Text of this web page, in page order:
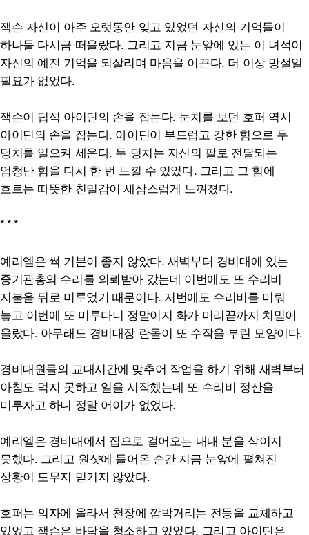
잭슨 자신이 아주 오랫동안 잊고 있었던 자신의 기억들이
하나둘 다시금 떠올랐다. 그리고 지금 눈앞에 있는 이 녀석이
자신의 예전 기억을 되살리며 마음을 이끈다. 더 이상 망설일
필요가 없었다.
잭슨이 덥석 아이딘의 손을 잡는다. 눈치를 보던 호퍼 역시
아이딘의 손을 잡는다. 아이딘이 부드럽고 강한 힘으로 두
덩치를 일으켜 세운다. 두 덩치는 자신의 팔로 전달되는
엄청난 힘을 다시 한 번 느낄 수 있었다. 그리고 그 힘에
흐르는 따뜻한 친밀감이 새삼스럽게 느껴졌다.
***
예리엘은 썩 기분이 좋지 않았다. 새벽부터 경비대에 있는
중기관총의 수리를 의뢰받아 갔는데 이번에도 또 수리비
지불을 뒤로 미루었기 때문이다. 저번에도 수리비를 미뤄
놓고 이번에 또 미루다니 정말이지 화가 머리끝까지 치밀어
올랐다. 아무래도 경비대장 란돌이 또 수작을 부린 모양이다.
경비대원들의 교대시간에 맞추어 작업을 하기 위해 새벽부터
아침도 먹지 못하고 일을 시작했는데 또 수리비 정산을
미루자고 하니 정말 어이가 없었다.
예리엘은 경비대에서 집으로 걸어오는 내내 분을 삭이지
못했다. 그리고 원샷에 들어온 순간 지금 눈앞에 펼쳐진
상황이 도무지 믿기지 않았다.
호퍼는 의자에 올라서 천장에 깜박거리는 전등을 교체하고
있었고 잭슨은 바닥을 청소하고 있었다. 그리고 아이딘은